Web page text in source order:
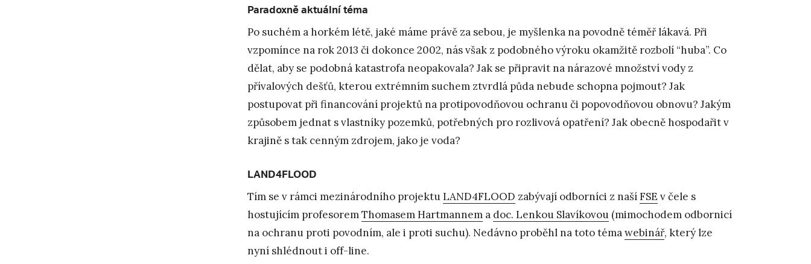
Paradoxně aktuální téma
Po suchém a horkém létě, jaké máme právě za sebou, je myšlenka na povodně téměř lákavá. Při
vzpomínce na rok 2013 či dokonce 2002, nás však z podobného výroku okamžitě rozbolí “huba”. Co
dělat, aby se podobná katastrofa neopakovala? Jak se připravit na nárazové množství vody z
přívalových dešťů, kterou extrémním suchem ztvrdlá půda nebude schopna pojmout? Jak
postupovat při financování projektů na protipovodňovou ochranu či popovodňovou obnovu? Jakým
způsobem jednat s vlastníky pozemků, potřebných pro rozlivová opatření? Jak obecně hospodařit v
krajině s tak cenným zdrojem, jako je voda?
LAND4FLOOD
Tím se v rámci mezinárodního projektuLAND4FLOOD zabývají odborníci z našíFSE v čele s
hostujícím profesoremThomasem Hartmannem a doc. Lenkou Slavíkovou (mimochodem odbornicí
na ochranu proti povodním, ale i proti suchu). Nedávno proběhl na toto témawebinář, který lze
nyní shlédnout i off-line.